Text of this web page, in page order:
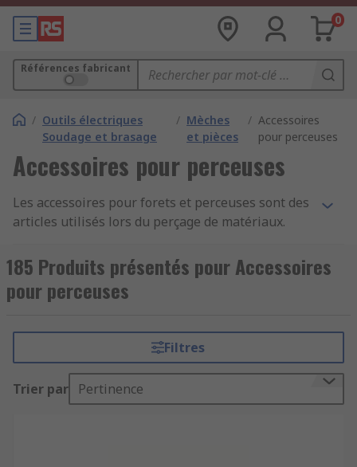
0
Références fabricant
/ Outils électriques
Soudage et brasage
/ Mèches
et pièces
/ Accessoires
pour perceuses
Accessoires pour perceuses
Les accessoires pour forets et perceuses sont des
articles utilisés lors du perçage de matériaux.
d'accessoires pour répondre à vos besoins avec
les plus grandes marques comme par exemple
DeWalt, Makita, Bosch, Dormer et RS PRO. Que
rechange, un adaptateur de foret ou des
adaptateurs SDS, nous avons une sélection
complète d'accessoires pour perceuse.
Rôle et types des accessoires pour
185 Produits présentés pour Accessoires
pour perceuses
Filtres
Trier par Pertinence